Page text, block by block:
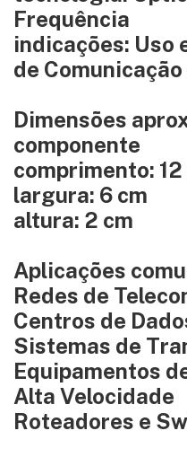
Frequência
indicações: Uso
de
Dimensões
componente
comprimento: 12
largura: 6 cm
altura: 2 cm
Aplicações
Redes de
Centros de
Sistemas de
Equipamentos
Alta Velocidade
Roteadores e